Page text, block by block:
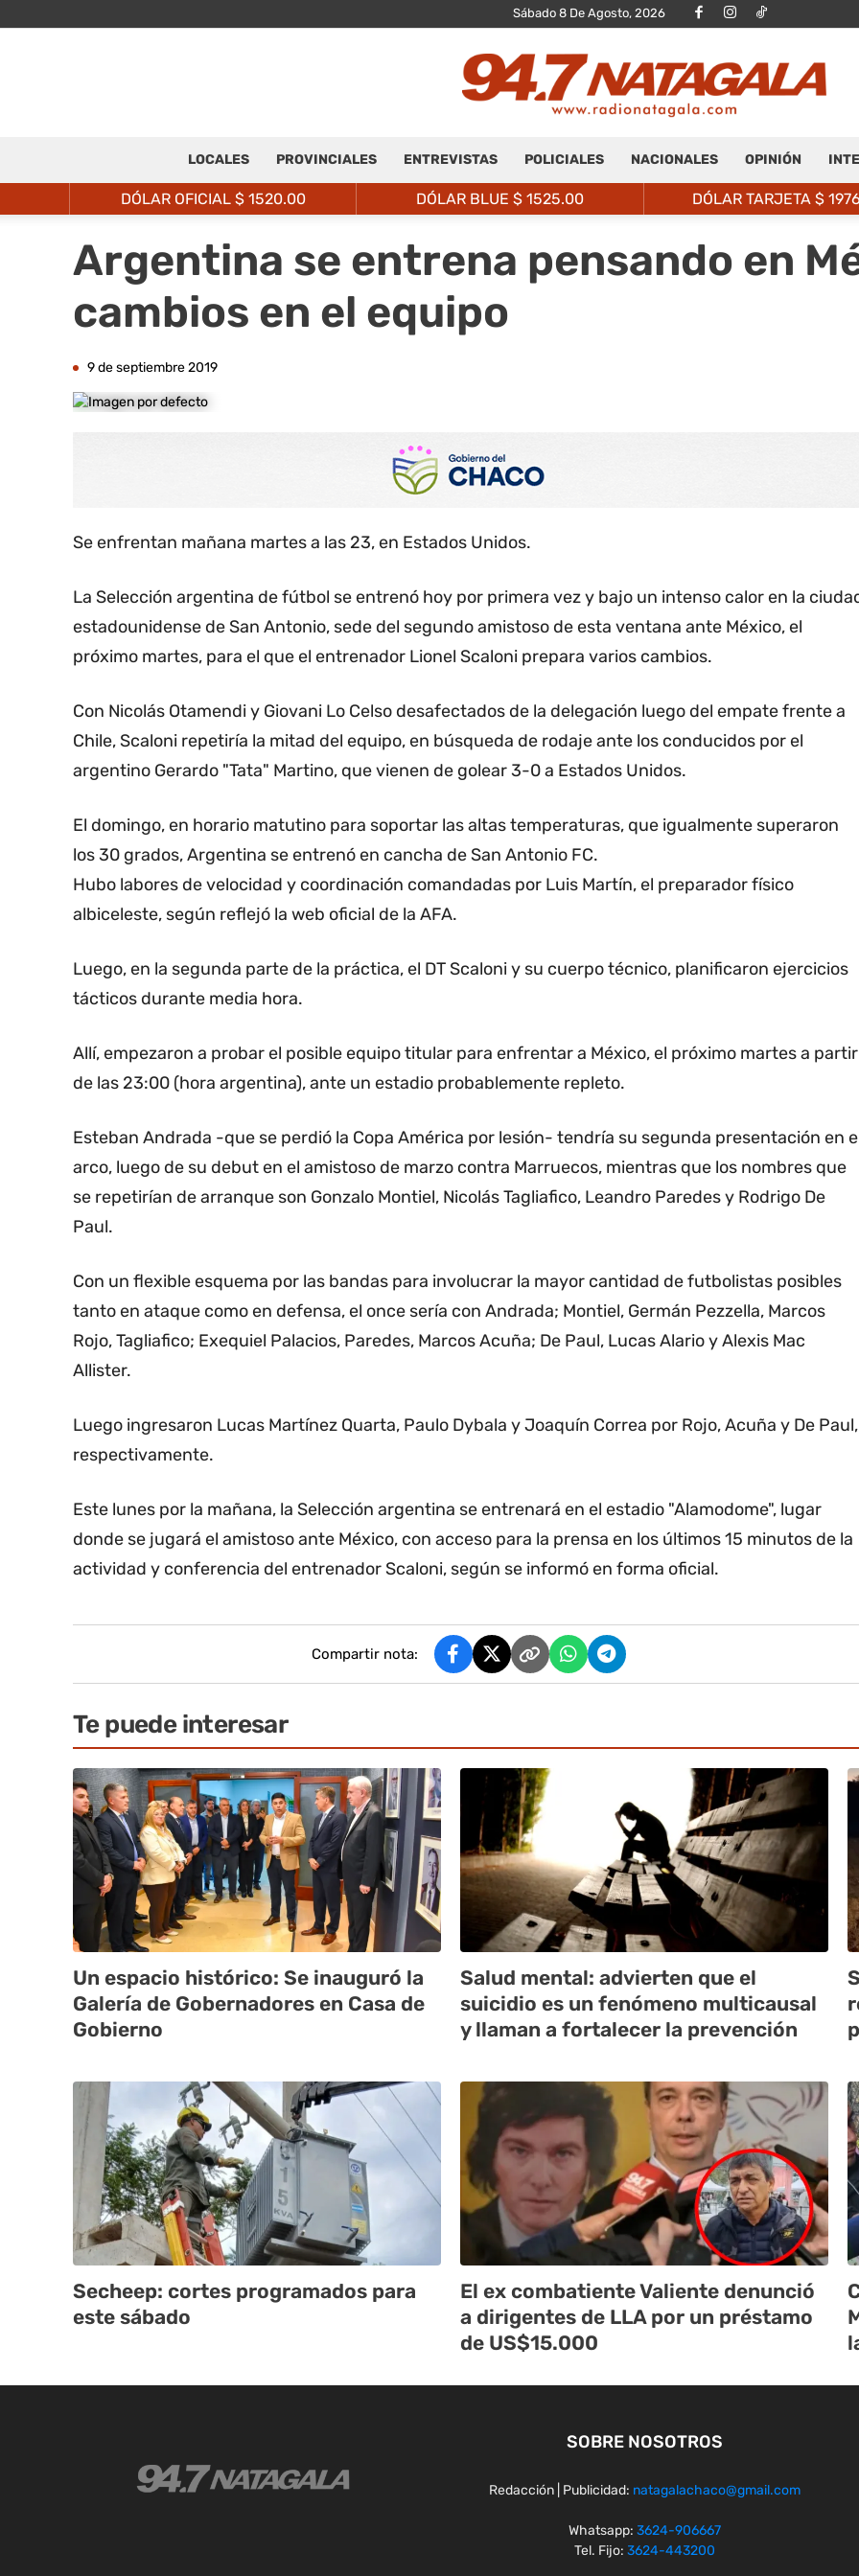
Sábado 8 De Agosto, 2026
LOCALES PROVINCIALES ENTREVISTAS POLICIALES NACIONALES OPINIÓN
DÓLAR OFICIAL $ 1520.00 DÓLAR BLUE $ 1525.00 DÓLAR TARJETA $
Argentina se entrena pensando en
cambios en el equipo
9 de septiembre 2019
Se enfrentan mañana martes a las 23, en Estados Unidos.
La Selección argentina de fútbol se entrenó hoy por primera vez y bajo un intenso calor en la
estadounidense de San Antonio, sede del segundo amistoso de esta ventana ante México, el
próximo martes, para el que el entrenador Lionel Scaloni prepara varios cambios.
Con Nicolás Otamendi y Giovani Lo Celso desafectados de la delegación luego del empate frente a
Chile, Scaloni repetiría la mitad del equipo, en búsqueda de rodaje ante los conducidos por el
argentino Gerardo "Tata" Martino, que vienen de golear 3-0 a Estados Unidos.
El domingo, en horario matutino para soportar las altas temperaturas, que igualmente superaron
los 30 grados, Argentina se entrenó en cancha de San Antonio FC.
Hubo labores de velocidad y coordinación comandadas por Luis Martín, el preparador físico
albiceleste, según reflejó la web oficial de la AFA.
Luego, en la segunda parte de la práctica, el DT Scaloni y su cuerpo técnico, planificaron ejercicios
tácticos durante media hora.
Allí, empezaron a probar el posible equipo titular para enfrentar a México, el próximo martes a partir
de las 23:00 (hora argentina), ante un estadio probablemente repleto.
Esteban Andrada -que se perdió la Copa América por lesión- tendría su segunda presentación en
arco, luego de su debut en el amistoso de marzo contra Marruecos, mientras que los nombres que
se repetirían de arranque son Gonzalo Montiel, Nicolás Tagliafico, Leandro Paredes y Rodrigo De
Paul.
Con un flexible esquema por las bandas para involucrar la mayor cantidad de futbolistas posibles
tanto en ataque como en defensa, el once sería con Andrada; Montiel, Germán Pezzella, Marcos
Rojo, Tagliafico; Exequiel Palacios, Paredes, Marcos Acuña; De Paul, Lucas Alario y Alexis Mac
Allister.
Luego ingresaron Lucas Martínez Quarta, Paulo Dybala y Joaquín Correa por Rojo, Acuña y De Paul,
respectivamente.
Este lunes por la mañana, la Selección argentina se entrenará en el estadio "Alamodome", lugar
donde se jugará el amistoso ante México, con acceso para la prensa en los últimos 15 minutos de la
actividad y conferencia del entrenador Scaloni, según se informó en forma oficial.
Compartir nota:
Te puede interesar
Un espacio histórico: Se inauguró la
Galería de Gobernadores en Casa de
Gobierno
Salud mental: advierten que el
suicidio es un fenómeno multicausal
y llaman a fortalecer la prevención
Secheep: cortes programados para
este sábado
El ex combatiente Valiente denunció
a dirigentes de LLA por un préstamo
de US$15.000
SOBRE NOSOTROS
Redacción | Publicidad: natagalachaco@gmail.com
Whatsapp: 3624-906667
Tel. Fijo: 3624-443200